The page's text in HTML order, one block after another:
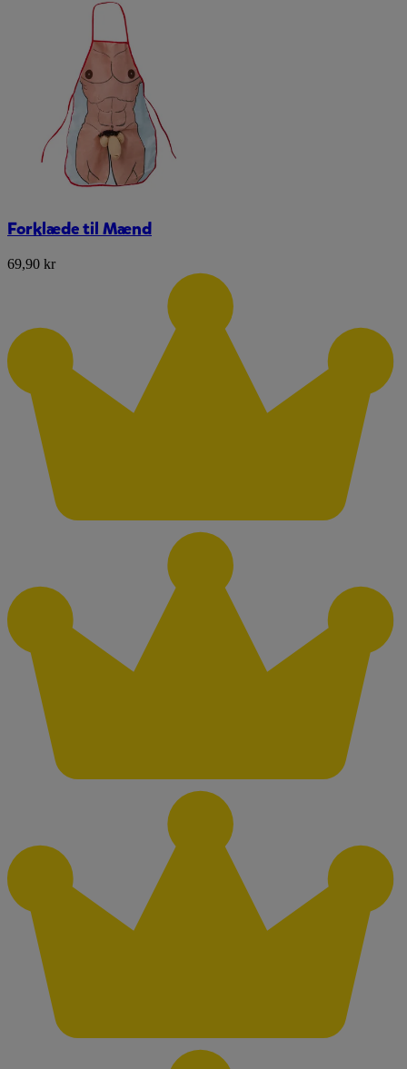
Forklæde til Mænd
69,90 kr